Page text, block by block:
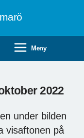
Meny
2022
under bilden
visaftonen på